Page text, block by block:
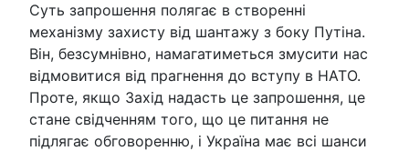
Суть запрошення полягає в створенні
механізму захисту від шантажу з боку Путіна.
Він, безсумнівно, намагатиметься змусити нас
відмовитися від прагнення до вступу в НАТО.
Проте, якщо Захід надасть це запрошення, це
стане свідченням того, що це питання не
підлягає обговоренню, і Україна має всі шанси